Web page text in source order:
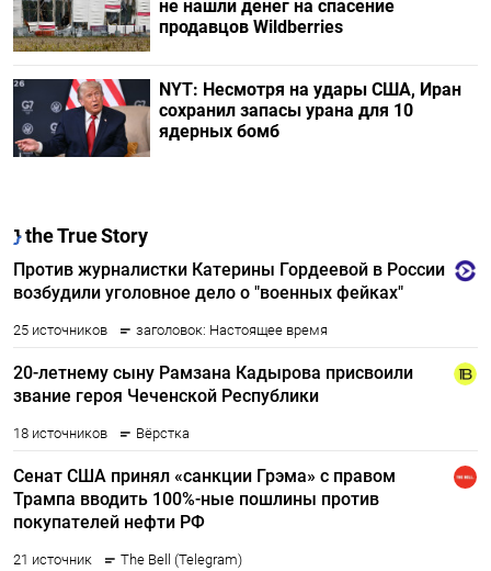
не нашли денег на спасение
продавцов Wildberries
NYT: Несмотря на удары США, Иран
сохранил запасы урана для 10
ядерных бомб